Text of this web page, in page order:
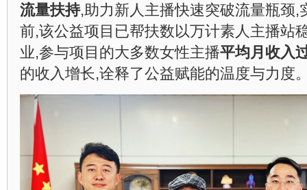
流量扶持,助力新人主播快速突破流量瓶颈,
前,该公益项目已帮扶数以万计素人主播站
业,参与项目的大多数女性主播平均月收入
的收入增长,诠释了公益赋能的温度与力度